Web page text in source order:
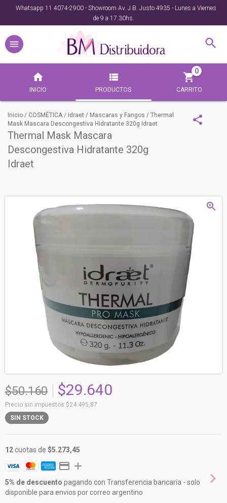
Whatsapp 11 4074-2900 - Showroom Av. J.B. Justo 4935 - Lunes a Viernes
de 9 a 17.30hs.
INICIO PRODUCTOS CARRITO
0
Inicio / COSMÉTICA / Idraet / Mascaras y Fangos / Thermal
Mask Mascara Descongestiva Hidratante 320g Idraet
Thermal Mask Mascara
Descongestiva Hidratante 320g
Idraet
$50.160 $29.640
Precio sin impuestos $24.495,87
SIN STOCK
12cuotas de $5.273,45
5% de descuento pagando con Transferencia bancaria - solo
disponible para envios por correo argentino